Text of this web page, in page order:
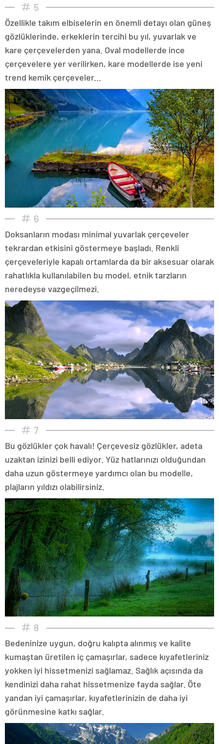
5
Özellikle takım elbiselerin en önemli detayı olan güneş
gözlüklerinde, erkeklerin tercihi bu yıl, yuvarlak ve
kare çerçevelerden yana. Oval modellerde ince
çerçevelere yer verilirken, kare modellerde ise yeni
trend kemik çerçeveler...
6
Doksanların modası minimal yuvarlak çerçeveler
tekrardan etkisini göstermeye başladı. Renkli
çerçeveleriyle kapalı ortamlarda da bir aksesuar olarak
rahatlıkla kullanılabilen bu model, etnik tarzların
neredeyse vazgeçilmezi.
7
Bu gözlükler çok havalı! Çerçevesiz gözlükler, adeta
uzaktan izinizi belli ediyor. Yüz hatlarınızı olduğundan
daha uzun göstermeye yardımcı olan bu modelle,
plajların yıldızı olabilirsiniz.
8
Bedeninize uygun, doğru kalıpta alınmış ve kalite
kumaştan üretilen iç çamaşırlar, sadece kıyafetleriniz
yokken iyi hissetmenizi sağlamaz. Sağlık açısında da
kendinizi daha rahat hissetmenize fayda sağlar. Öte
yandan iyi çamaşırlar, kıyafetlerinizin de daha iyi
görünmesine katkı sağlar.